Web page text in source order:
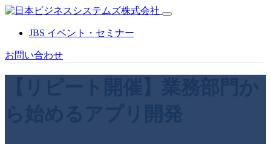
JBS イベント・セミナー
お問い合わせ